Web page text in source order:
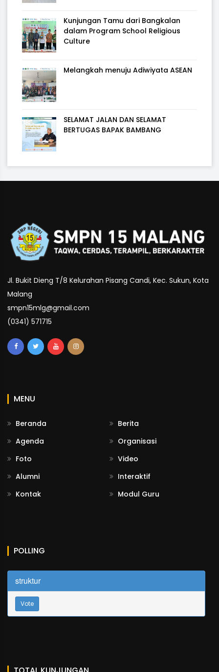
Kunjungan Tamu dari Bangkalan
dalam Program School Religious
Culture
Melangkah menuju Adiwiyata ASEAN
SELAMAT JALAN DAN SELAMAT
BERTUGAS BAPAK BAMBANG
Jl. Bukit Dieng T/8 Kelurahan Pisang Candi, Kec. Sukun, Kota
Malang
smpn15mlg@gmail.com
(0341) 571715
MENU
Beranda
Berita
Agenda
Organisasi
Foto
Video
Alumni
Interaktif
Kontak
Modul Guru
POLLING
struktur
Vote